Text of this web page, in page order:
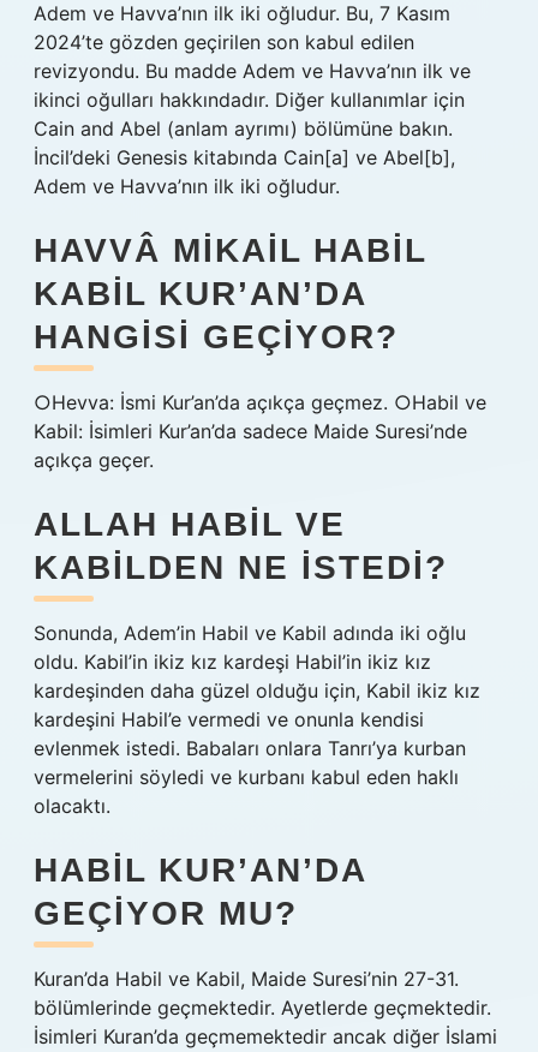
Adem ve Havva’nın ilk iki oğludur. Bu, 7 Kasım
2024’te gözden geçirilen son kabul edilen
revizyondu. Bu madde Adem ve Havva’nın ilk ve
ikinci oğulları hakkındadır. Diğer kullanımlar için
Cain and Abel (anlam ayrımı) bölümüne bakın.
İncil’deki Genesis kitabında Cain[a] ve Abel[b],
Adem ve Havva’nın ilk iki oğludur.
HAVVÂ MIKAIL HABIL
KABIL KUR’AN’DA
HANGISI GEÇIYOR?
○Hevva: İsmi Kur’an’da açıkça geçmez. ○Habil ve
Kabil: İsimleri Kur’an’da sadece Maide Suresi’nde
açıkça geçer.
ALLAH HABIL VE
KABILDEN NE ISTEDI?
Sonunda, Adem’in Habil ve Kabil adında iki oğlu
oldu. Kabil’in ikiz kız kardeşi Habil’in ikiz kız
kardeşinden daha güzel olduğu için, Kabil ikiz kız
kardeşini Habil’e vermedi ve onunla kendisi
evlenmek istedi. Babaları onlara Tanrı’ya kurban
vermelerini söyledi ve kurbanı kabul eden haklı
olacaktı.
HABIL KUR’AN’DA
GEÇIYOR MU?
Kuran’da Habil ve Kabil, Maide Suresi’nin 27-31.
bölümlerinde geçmektedir. Ayetlerde geçmektedir.
İsimleri Kuran’da geçmemektedir ancak diğer İslami